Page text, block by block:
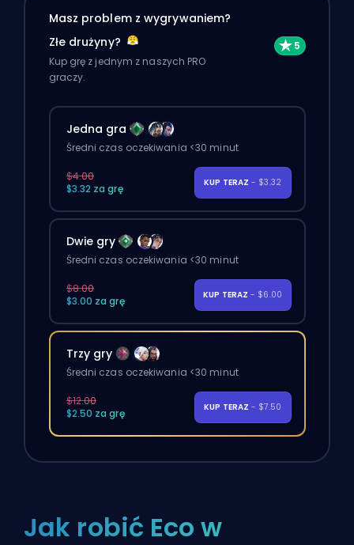
Masz problem z wygrywaniem?
Złe drużyny?
Kup grę z jednym z naszych PRO
graczy.
Jedna gra
Średni czas oczekiwania <30 minut
$4.00
$3.32 za grę
KUP TERAZ - $3.32
Dwie gry
Średni czas oczekiwania <30 minut
$8.00
$3.00 za grę
KUP TERAZ - $6.00
Trzy gry
Średni czas oczekiwania <30 minut
$12.00
$2.50 za grę
KUP TERAZ - $7.50
Jak robić Eco w